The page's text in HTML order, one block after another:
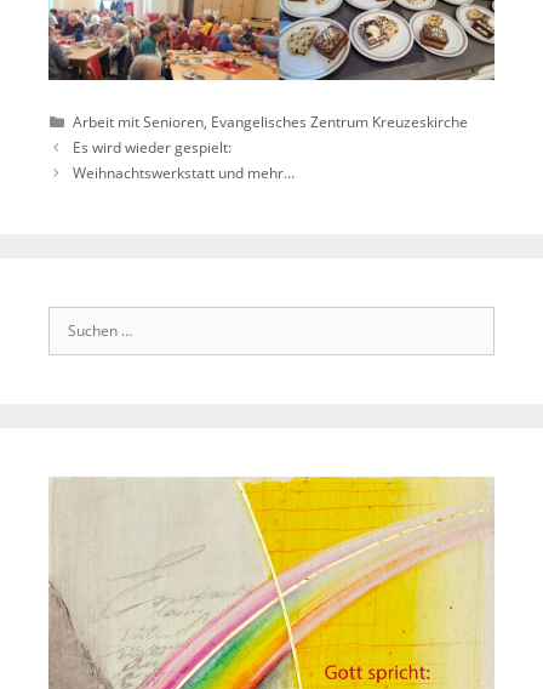
Kategorien
Arbeit mit Senioren, Evangelisches Zentrum Kreuzeskirche
Es wird wieder gespielt:
Weihnachtswerkstatt und mehr…
Suchen
nach: